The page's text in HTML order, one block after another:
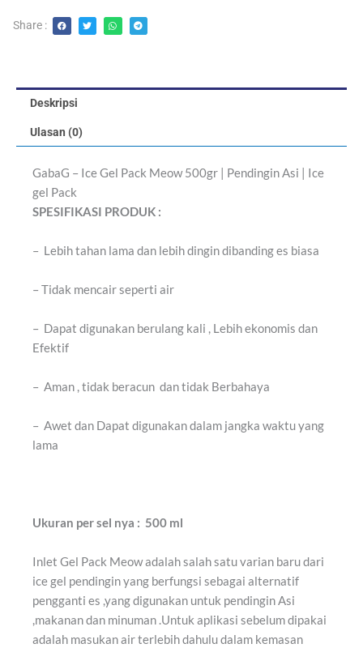
out
of
Share :
Deskripsi
Ulasan (0)
GabaG – Ice Gel Pack Meow 500gr | Pendingin Asi | Ice
gel Pack
SPESIFIKASI PRODUK :
– Lebih tahan lama dan lebih dingin dibanding es biasa
– Tidak mencair seperti air
– Dapat digunakan berulang kali , Lebih ekonomis dan
Efektif
– Aman , tidak beracun dan tidak Berbahaya
– Awet dan Dapat digunakan dalam jangka waktu yang
lama
Ukuran per sel nya : 500 ml
Inlet Gel Pack Meow adalah salah satu varian baru dari
ice gel pendingin yang berfungsi sebagai alternatif
pengganti es ,yang digunakan untuk pendingin Asi
,makanan dan minuman .Untuk aplikasi sebelum dipakai
adalah masukan air terlebih dahulu dalam kemasan